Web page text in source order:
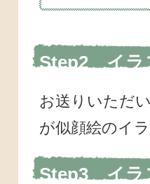
Step2 イラ
お送りいただ
が似顔絵のイ
Step3 イラ